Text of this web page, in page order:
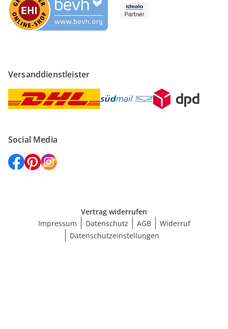
Versanddienstleister
Social Media
Vertrag widerrufen
Impressum
Datenschutz AGB
Widerruf
Datenschutzeinstellungen